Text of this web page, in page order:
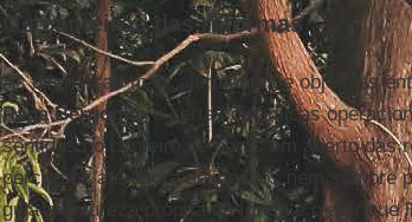
Os canteiros das reformas
As diferenças mais alarmantes e objetivas
Papa Bergoglioe certas dinâmicas
sentidas no canteiro de obras em aberto das
percursos até agora delineados nem sempre
guia a natureza própria da Igreja e o agir